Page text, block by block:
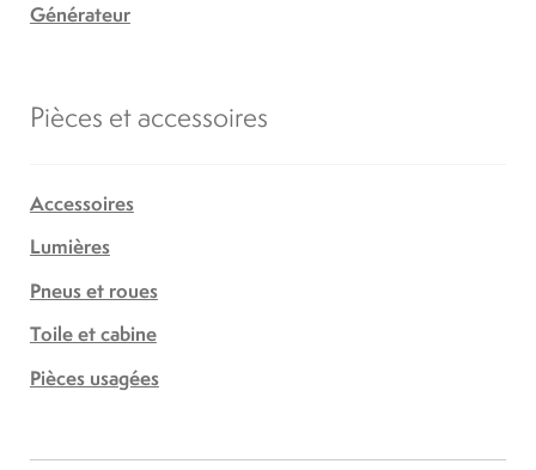
Générateur
Pièces et accessoires
Accessoires
Lumières
Pneus et roues
Toile et cabine
Pièces usagées